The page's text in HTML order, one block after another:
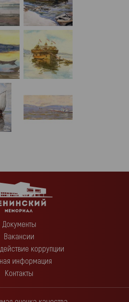
Документы
Вакансии
коррупции
информация
Контакты